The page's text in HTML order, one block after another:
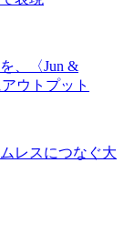
、〈Jun &
ウトプット
レスにつなぐ大